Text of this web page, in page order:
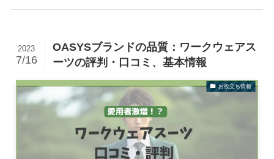
OASYSブランドの品質：ワークウェアス
ーツの評判・口コミ、基本情報
2023
7/16
お役立ち情報